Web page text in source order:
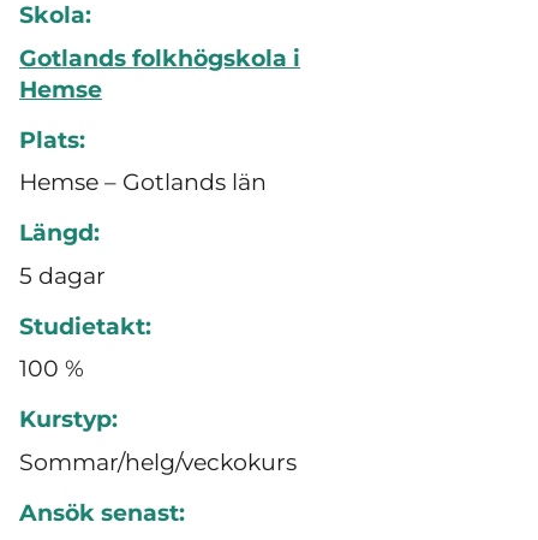
Skola:
Gotlands folkhögskola i
Hemse
Plats:
Hemse – Gotlands län
Längd:
5 dagar
Studietakt:
100 %
Kurstyp:
Sommar/helg/veckokurs
Ansök senast: